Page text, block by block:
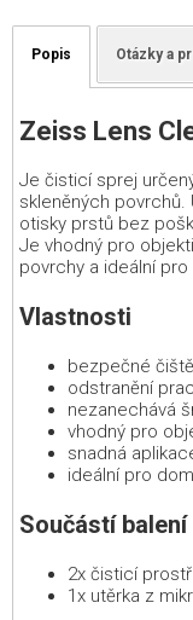
Popis Otázky a
Zeiss Lens
Je čisticí sprej
skleněných
otisky prstů bez
Je vhodný pro
povrchy a ideální
Vlastnosti
bezpečné
odstranění
nezanechává
vhodný pro
snadná
ideální pro
Součástí balení
2x čisticí
1x utěrka z